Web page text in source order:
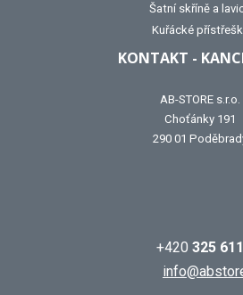
Šatní skříně a
Kuřácké
KONTAKT -
AB-STORE s.r.o.
Choťánky 191
290 01
+420 325